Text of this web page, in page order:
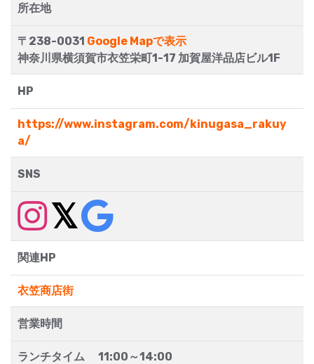
所在地
〒238-0031 Google Mapで表示
神奈川県横須賀市衣笠栄町1-17 加賀屋洋品店ビル1F
HP
https://www.instagram.com/kinugasa_rakuy
a/
SNS
関連HP
衣笠商店街
営業時間
ランチタイム 11:00～14:00